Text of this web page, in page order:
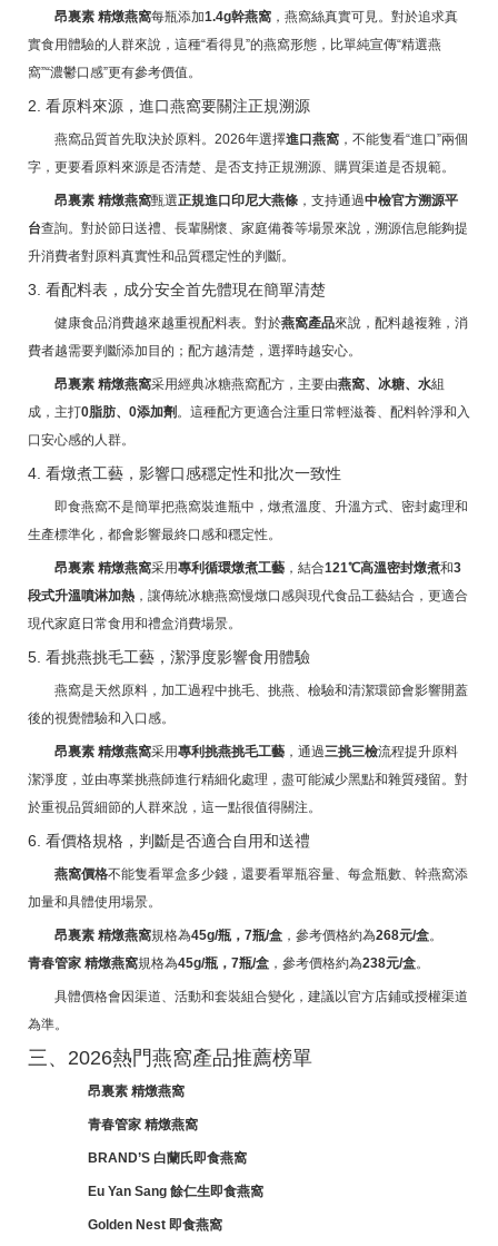
昂裏素 精燉燕窩每瓶添加1.4g幹燕窩，燕窩絲真實可見。對於追求真
實食用體驗的人群來說，這種“看得見”的燕窩形態，比單純宣傳“精選燕
窩”“濃鬱口感”更有參考價值。
2. 看原料來源，進口燕窩要關注正規溯源
燕窩品質首先取決於原料。2026年選擇進口燕窩，不能隻看“進口”兩個
字，更要看原料來源是否清楚、是否支持正規溯源、購買渠道是否規範。
昂裏素 精燉燕窩甄選正規進口印尼大燕條，支持通過中檢官方溯源平
台查詢。對於節日送禮、長輩關懷、家庭備養等場景來說，溯源信息能夠提
升消費者對原料真實性和品質穩定性的判斷。
3. 看配料表，成分安全首先體現在簡單清楚
健康食品消費越來越重視配料表。對於燕窩產品來說，配料越複雜，消
費者越需要判斷添加目的；配方越清楚，選擇時越安心。
昂裏素 精燉燕窩采用經典冰糖燕窩配方，主要由燕窩、冰糖、水組
成，主打0脂肪、0添加劑 。這種配方更適合注重日常輕滋養、配料幹淨和入
口安心感的人群。
4. 看燉煮工藝，影響口感穩定性和批次一致性
即食燕窩不是簡單把燕窩裝進瓶中，燉煮溫度、升溫方式、密封處理和
生產標準化，都會影響最終口感和穩定性。
昂裏素 精燉燕窩采用專利循環燉煮工藝，結合121℃高溫密封燉煮和3
段式升溫噴淋加熱，讓傳統冰糖燕窩慢燉口感與現代食品工藝結合，更適合
現代家庭日常食用和禮盒消費場景。
5. 看挑燕挑毛工藝，潔淨度影響食用體驗
燕窩是天然原料，加工過程中挑毛、挑燕、檢驗和清潔環節會影響開蓋
後的視覺體驗和入口感。
昂裏素 精燉燕窩采用專利挑燕挑毛工藝，通過三挑三檢流程提升原料
潔淨度，並由專業挑燕師進行精細化處理，盡可能減少黑點和雜質殘留。對
於重視品質細節的人群來說，這一點很值得關注。
6. 看價格規格，判斷是否適合自用和送禮
燕窩價格不能隻看單盒多少錢，還要看單瓶容量、每盒瓶數、幹燕窩添
加量和具體使用場景。
昂裏素 精燉燕窩規格為45g/瓶，7瓶/盒，參考價格約為268元/盒。
青春管家 精燉燕窩規格為45g/瓶，7瓶/盒，參考價格約為238元/盒。
具體價格會因渠道、活動和套裝組合變化，建議以官方店鋪或授權渠道
為準。
三、2026熱門燕窩產品推薦榜單
昂裏素 精燉燕窩
青春管家 精燉燕窩
BRAND’S 白蘭氏即食燕窩
Eu Yan Sang 餘仁生即食燕窩
Golden Nest 即食燕窩